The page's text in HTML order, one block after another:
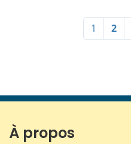
1 2
À propos